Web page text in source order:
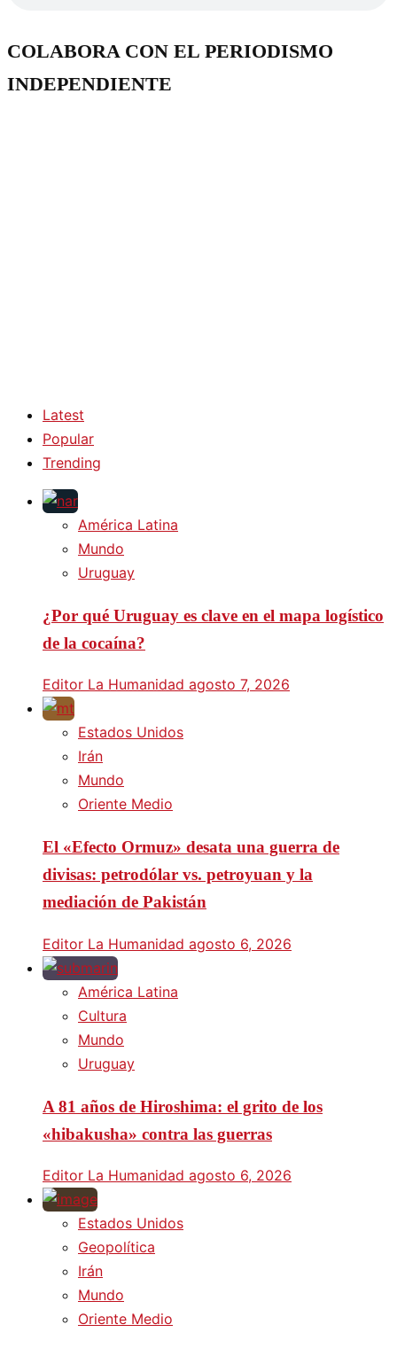
COLABORA CON EL PERIODISMO
INDEPENDIENTE
Latest
Popular
Trending
América Latina
Mundo
Uruguay
¿Por qué Uruguay es clave en el mapa logístico
de la cocaína?
Editor La Humanidad agosto 7, 2026
Estados Unidos
Irán
Mundo
Oriente Medio
El «Efecto Ormuz» desata una guerra de
divisas: petrodólar vs. petroyuan y la
mediación de Pakistán
Editor La Humanidad agosto 6, 2026
América Latina
Cultura
Mundo
Uruguay
A 81 años de Hiroshima: el grito de los
«hibakusha» contra las guerras
Editor La Humanidad agosto 6, 2026
Estados Unidos
Geopolítica
Irán
Mundo
Oriente Medio